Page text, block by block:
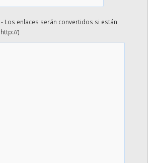
Los enlaces serán convertidos si están
)